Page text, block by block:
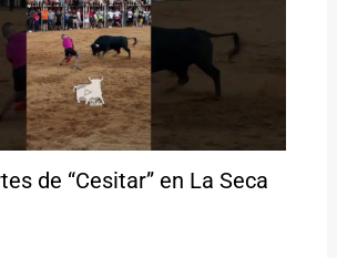
de “Cesitar” en La Seca